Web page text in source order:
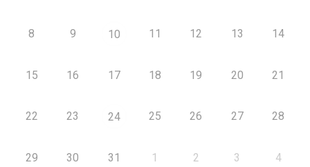
8 9 10 11 12 13 14
15 16 17 18 19 20 21
22 23 24 25 26 27 28
29 30 31 1 2 3 4